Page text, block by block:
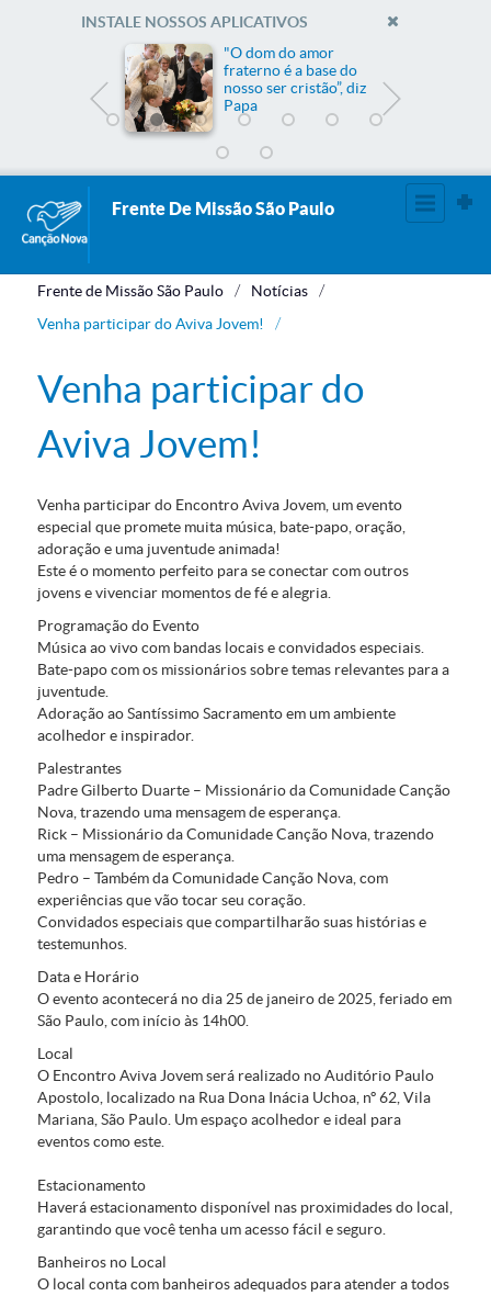
INSTALE NOSSOS APLICATIVOS
"O dom do amor
fraterno é a base do
nosso ser cristão”, diz
Papa
Frente De Missão São Paulo
Frente de Missão São Paulo
Notícias
Venha participar do Aviva Jovem!
Venha participar do
Aviva Jovem!
Venha participar do Encontro Aviva Jovem , um evento
especial que promete muita música, bate-papo, oração,
adoração e uma juventude animada!
Este é o momento perfeito para se conectar com outros
jovens e vivenciar momentos de fé e alegria.
Programação do Evento
Música ao vivo com bandas locais e convidados especiais.
Bate-papo com os missionários sobre temas relevantes para a
juventude.
Adoração ao Santíssimo Sacramento em um ambiente
acolhedor e inspirador.
Palestrantes
Padre Gilberto Duarte – Missionário da Comunidade Canção
Nova, trazendo uma mensagem de esperança.
Rick – Missionário da Comunidade Canção Nova, trazendo
uma mensagem de esperança.
Pedro – Também da Comunidade Canção Nova, com
experiências que vão tocar seu coração.
Convidados especiaisque compartilharão suas histórias e
testemunhos.
Data e Horário
O evento acontecerá no dia 25 de janeiro de 2025, feriado em
São Paulo, com início às 14h00.
Local
O Encontro Aviva Jovem será realizado no Auditório Paulo
Apostolo, localizado na Rua Dona Inácia Uchoa, nº 62, Vila
Mariana, São Paulo. Um espaço acolhedor e ideal para
eventos como este.
Estacionamento
Haverá estacionamento disponível nas proximidades do local,
garantindo que você tenha um acesso fácil e seguro.
Banheiros no Local
O local conta com banheiros adequados para atender a todos